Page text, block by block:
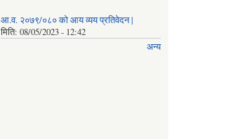
आ.व. २०७९/०८० को आय व्यय प्रतिवेदन |
मिति:08/05/2023 - 12:42
अन्य